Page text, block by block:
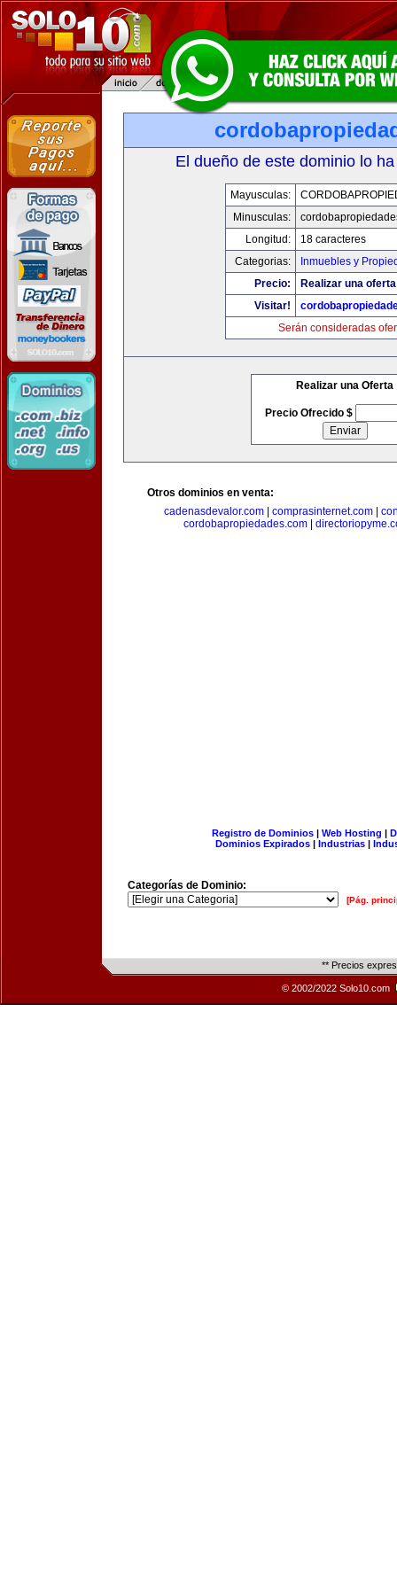
El dueño de este dominio lo
Mayusculas:
Minusculas:
Longitud:
18 caracteres
Categorias:
Inmuebles y
Precio:
Realizar una
Visitar!
Serán consideradas
Realizar una Oferta
Precio Ofrecido $
Otros dominios en venta:
cadenasdevalor.com
comprasinternet.com
cordobapropiedades.com|
Registro de Dominios| Web Hosting |
Dominios Expirados | Industrias |
Categorías de Dominio:
[Pág.
** Precios
© 2002/2022 Solo10.com